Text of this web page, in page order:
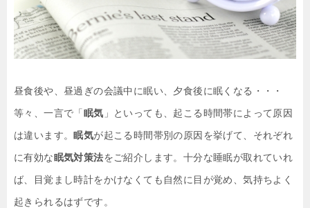
昼食後や、昼過ぎの会議中に眠い、夕食後に眠くなる・・・
等々、一言で「 眠気 」といっても、起こる時間帯によって原因
は違います。眠気が起こる時間帯別の原因を挙げて、それぞれ
に有効な眠気対策法をご紹介します。十分な睡眠が取れていれ
ば、目覚まし時計をかけなくても自然に目が覚め、気持ちよく
起きられるはずです。